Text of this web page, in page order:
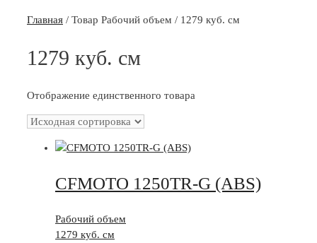
Главная / Товар Рабочий объем / 1279 куб. см
1279 куб. см
Отображение единственного товара
CFMOTO 1250TR-G (ABS)
Рабочий объем
1279 куб. см